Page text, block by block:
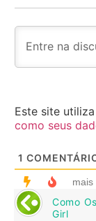
Este site
como seus
1
mais
Como
Girl